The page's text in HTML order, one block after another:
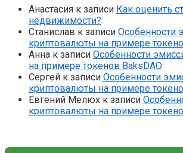
Анастасия к записи Как оценить
недвижимости?
Станислав к записи Особенности
криптовалюты на примере
Анна к записи Особенности
на примере токенов BaksDAO
Сергей к записи Особенности
криптовалюты на примере
Евгений Мелюх к записи
криптовалюты на примере